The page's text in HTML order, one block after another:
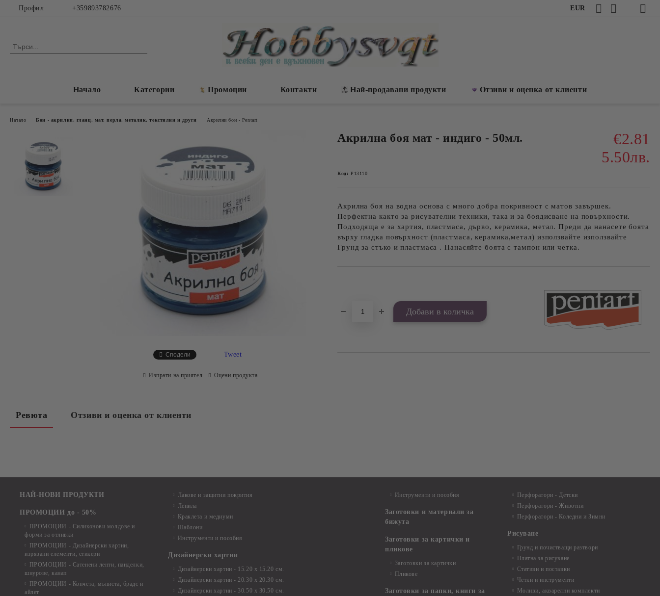
Профил +359893782676 EUR
Начало Категории Промоции Контакти Най-продавани продукти Отзиви и оценка от клиенти
Начало Бои - акрилни, гланц, мат, перла, металик, текстилни и други Акрилни бои - Pentart
Акрилна боя мат - индиго - 50мл.
€2.81
5.50лв.
Код: P13110
Акрилна боя на водна основа с много добра покривност с матов завършек.
Перфектна както за рисувателни техники, така и за боядисване на повърхности.
Подходяща е за хартия, пластмаса, дърво, керамика, метал. Преди да нанасете боята
върху гладка повърхност (пластмаса, керамика,метал) използвайте използвайте
Грунд за стъко и пластмаса . Нанасяйте боята с тампон или четка.
Сподели Tweet
Изпрати на приятел Оцени продукта
Ревюта Отзиви и оценка от клиенти
НАЙ-НОВИ ПРОДУКТИ
ПРОМОЦИИ до - 50%
ПРОМОЦИИ - Силиконови молдове и
форми за отливки
ПРОМОЦИИ - Дизайнерски хартии,
изрязани елементи, стикери
ПРОМОЦИИ - Сатенени ленти, панделки,
шнурове, канап
ПРОМОЦИИ - Копчета, мъниста, брадс и
айлет
Лакове и защитни покрития
Лепила
Краклета и медиуми
Шаблони
Инструменти и пособия
Дизайнерски хартии
Дизайнерски хартии - 15.20 х 15.20 см.
Дизайнерски хартии - 20.30 х 20.30 см.
Дизайнерски хартии - 30.50 х 30.50 см.
Инструменти и пособия
Заготовки и материали за
бижута
Заготовки за картички и
пликове
Заготовки за картички
Пликове
Заготовки за папки, книги за
Перфоратори - Детски
Перфоратори - Животни
Перфоратори - Коледни и Зимни
Рисуване
Грунд и почистващи разтвори
Платна за рисуване
Стативи и поставки
Четки и инструменти
Моливи, акварелни комплекти